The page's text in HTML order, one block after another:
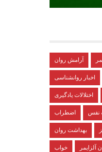
آرامش روان
اخبار روانشناسی
اختلالات یادگیری
اضطراب نفس
بهداشت روان
خواب آلزایمر